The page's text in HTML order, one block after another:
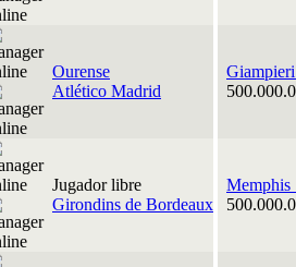
Ourense
Atlético Madrid
Jugador libre
Girondins de Bordeaux
Memphis